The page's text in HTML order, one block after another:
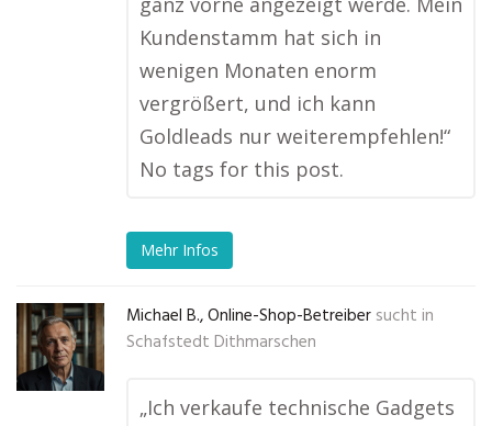
Kundenstamm hat sich in
wenigen Monaten enorm
vergrößert, und ich kann
Goldleads nur weiterempfehlen!“
No tags for this post.
Mehr Infos
Michael B., Online-Shop-Betreiber sucht in
Schafstedt Dithmarschen
„Ich verkaufe technische Gadgets